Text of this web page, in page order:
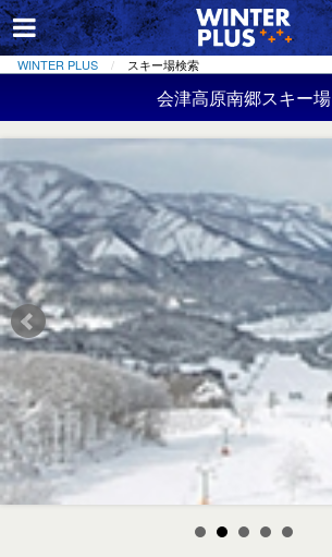
WINTER PLUS スキー場検索
会津高原南郷スキー場